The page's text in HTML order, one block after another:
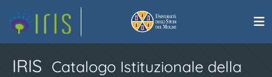
IRIS Catalogo Istituzionale della